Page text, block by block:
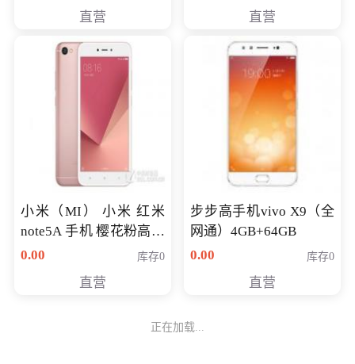
直营
NV930-2G独
直营
小米（MI） 小米 红米
note5A 手机 樱花粉高配
版 全网通(3G+32G)
0.00 库存0
直营
步步高手机vivo X9（全
网通）4GB+64GB
0.00
库存0
直营
正在加载...